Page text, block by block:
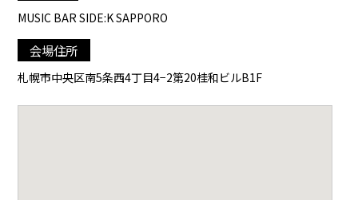
MUSIC BAR SIDE:K SAPPORO
会場住所
札幌市中央区南5条西4丁目4−2第20桂和ビルB1F